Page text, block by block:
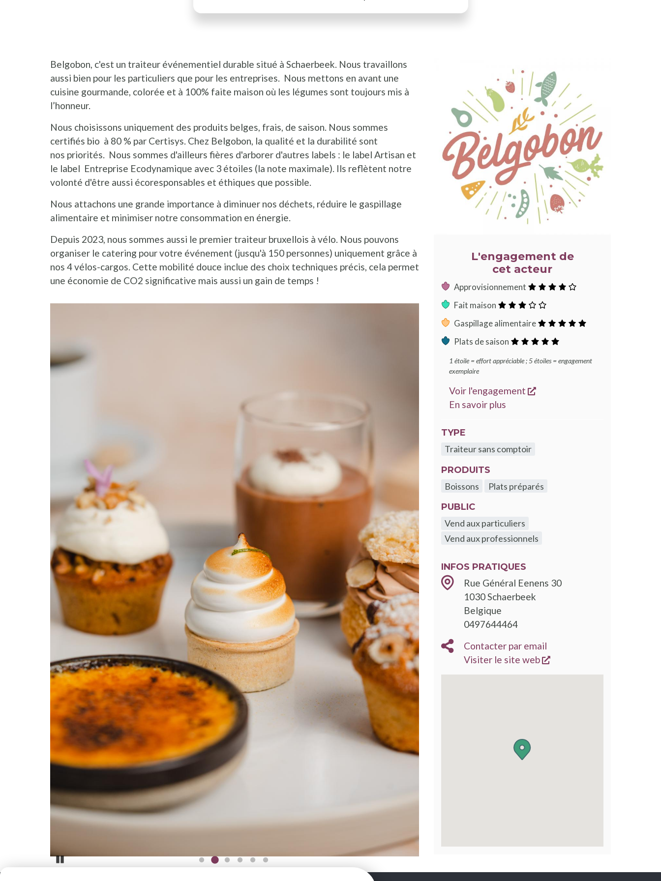
Belgobon, c'est un traiteur événementiel durable situé à Schaerbeek. Nous travaillons
aussi bien pour les particuliers que pour les entreprises. Nous mettons en avant une
cuisine gourmande, colorée et à 100% faite maison où les légumes sont toujours mis à
l’honneur.
Nous choisissons uniquement des produits belges, frais, de saison. Nous sommes
certifiés bio à 80 % par Certisys. Chez Belgobon, la qualité et la durabilité sont
nos priorités. Nous sommes d'ailleurs fières d'arborer d'autres labels : le label Artisan et
le label Entreprise Ecodynamique avec 3 étoiles (la note maximale). Ils reflètent notre
volonté d'être aussi écoresponsables et éthiques que possible.
Nous attachons une grande importance à diminuer nos déchets, réduire le gaspillage
alimentaire et minimiser notre consommation en énergie.
Depuis 2023, nous sommes aussi le premier traiteur bruxellois à vélo. Nous pouvons
organiser le catering pour votre événement (jusqu'à 150 personnes) uniquement grâce à
nos 4 vélos-cargos. Cette mobilité douce inclue des choix techniques précis, cela permet
une économie de CO2 significative mais aussi un gain de temps !
Pause
L'engagement de
cet acteur
Approvisionnement
Fait maison
étoiles
Gaspillage alimentaire
Plats de saison
étoiles
1 étoile = effort appréciable ; 5 étoiles = engagement
exemplaire
Voir l'engagement
s'ouvre dans une nouvelle
En savoir plus
TYPE
Traiteur sans comptoir
PRODUITS
Boissons
Plats préparés
PUBLIC
Vend aux particuliers
Vend aux professionnels
INFOS PRATIQUES
Rue Général Eenens 30
1030Schaerbeek
Belgique
0497644464
Contacter par email
Visiter le site web
s'ouvre dans une